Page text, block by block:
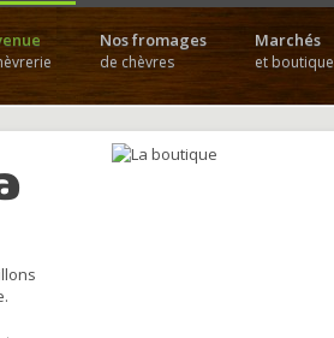
Nos fromages
de chèvres
Marchés
et boutique